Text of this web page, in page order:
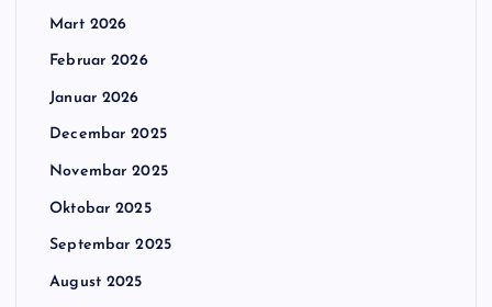
Mart 2026
Februar 2026
Januar 2026
Decembar 2025
Novembar 2025
Oktobar 2025
Septembar 2025
August 2025